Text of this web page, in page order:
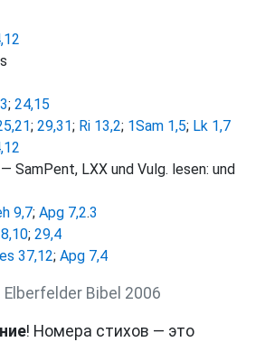
; 24,15
; 29,31; Ri 13,2; 1Sam 1,5; Lk 1,7
SamPent, LXX und Vulg. lesen: und
9,7; Apg 7,2.3
; 29,4
37,12; Apg 7,4
Elberfelder Bibel 2006
! Номера стихов — это